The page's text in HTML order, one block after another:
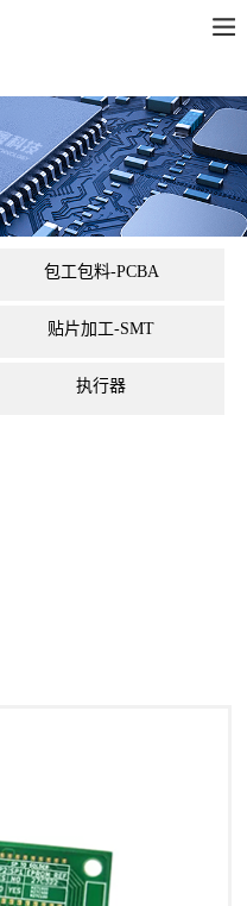
包工包料-PCBA
贴片加工-SMT
执行器